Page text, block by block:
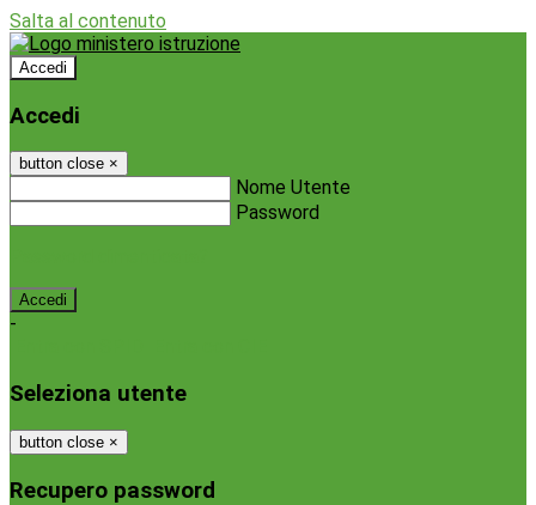
Salta al contenuto
Accedi
Accedi
button close ×
Nome Utente
Password
-
Seleziona utente
button close ×
Recupero password